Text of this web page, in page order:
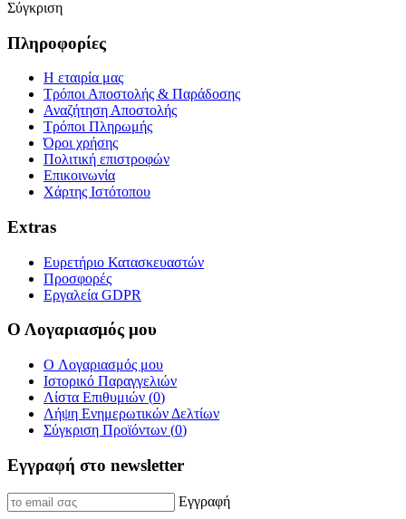
Σύγκριση
Πληροφορίες
Η εταιρία μας
Τρόποι Αποστολής & Παράδοσης
Αναζήτηση Αποστολής
Τρόποι Πληρωμής
Όροι χρήσης
Πολιτική επιστροφών
Επικοινωνία
Χάρτης Ιστότοπου
Extras
Ευρετήριο Κατασκευαστών
Προσφορές
Εργαλεία GDPR
Ο Λογαριασμός μου
O Λογαριασμός μου
Ιστορικό Παραγγελιών
Λίστα Επιθυμιών (0)
Λήψη Ενημερωτικών Δελτίων
Σύγκριση Προϊόντων (0)
Εγγραφή στο newsletter
Εγγραφή